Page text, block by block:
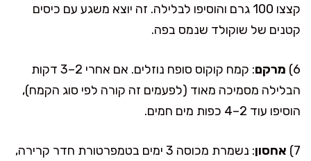
קצצו 100 גרם והוסיפו לבלילה. זה יוצא משגע עם כיסים
קטנים של שוקולד שנמס בפה.
6) מרקם
: קמח קוקוס סופח נוזלים. אם אחרי 2–3 דקות
הבלילה מסמיכה מאוד (לפעמים זה קורה לפי סוג הקמח),
הוסיפו עוד 2–4 כפות מים חמים.
7) אחסון
: נשמרת מכוסה 3 ימים בטמפרטורת חדר קרירה,